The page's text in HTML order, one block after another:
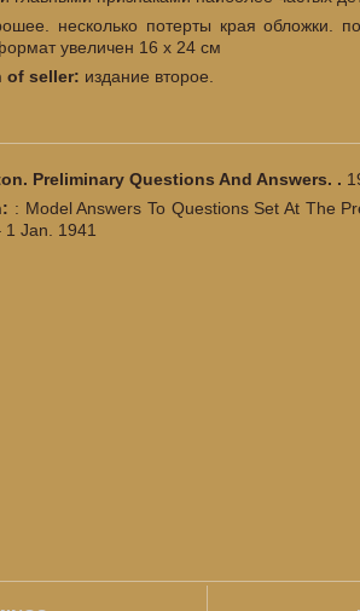
несколько потерты края обложки.
увеличен 16 х 24 см
of seller: издание второе.
Preliminary Questions And Answers. .
: Model Answers To Questions Set At The
Jan. 1941